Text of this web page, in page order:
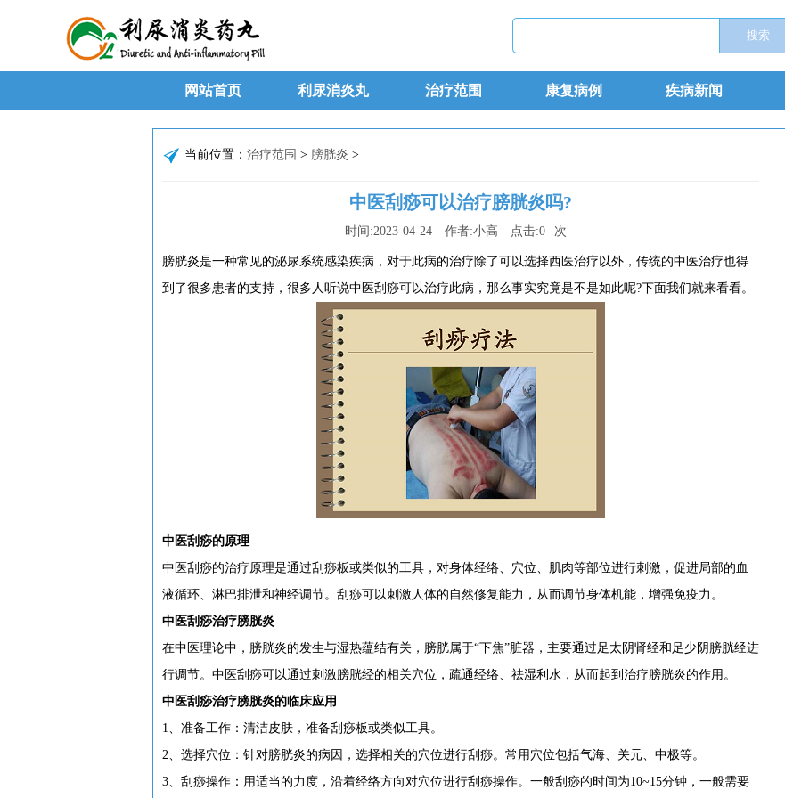
网站首页 利尿消炎丸 治疗范围 康复病例 疾病新闻
当前位置： 治疗范围 > 膀胱炎 >
中医刮痧可以治疗膀胱炎吗?
时间:2023-04-24 作者:小高 点击:0 次
膀胱炎是一种常见的泌尿系统感染疾病，对于此病的治疗除了可以选择西医治疗以外，传统的中医治疗也得
到了很多患者的支持，很多人听说中医刮痧可以治疗此病，那么事实究竟是不是如此呢?下面我们就来看看。
中医刮痧的原理
中医刮痧的治疗原理是通过刮痧板或类似的工具，对身体经络、穴位、肌肉等部位进行刺激，促进局部的血
液循环、淋巴排泄和神经调节。刮痧可以刺激人体的自然修复能力，从而调节身体机能，增强免疫力。
中医刮痧治疗膀胱炎
在中医理论中，膀胱炎的发生与湿热蕴结有关，膀胱属于“下焦”脏器，主要通过足太阴肾经和足少阴膀胱经进
行调节。中医刮痧可以通过刺激膀胱经的相关穴位，疏通经络、祛湿利水，从而起到治疗膀胱炎的作用。
中医刮痧治疗膀胱炎的临床应用
1、准备工作：清洁皮肤，准备刮痧板或类似工具。
2、选择穴位：针对膀胱炎的病因，选择相关的穴位进行刮痧。常用穴位包括气海、关元、中极等。
3、刮痧操作：用适当的力度，沿着经络方向对穴位进行刮痧操作。一般刮痧的时间为10~15分钟，一般需要